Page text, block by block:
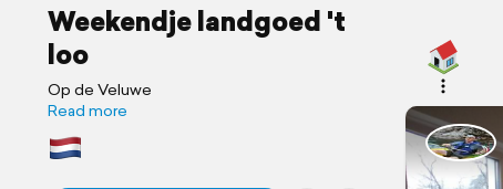
Weekendje landgoed 't
loo
Op de Veluwe
Read more